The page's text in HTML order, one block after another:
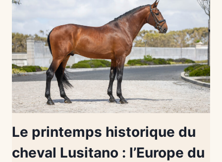
Le printemps historique du
cheval Lusitano : l’Europe du